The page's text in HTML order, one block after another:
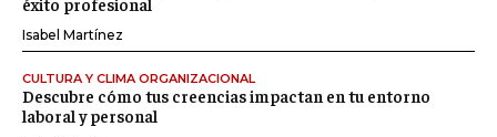
éxito profesional
Isabel Martínez
CULTURA Y CLIMA ORGANIZACIONAL
Descubre cómo tus creencias impactan en tu entorno
laboral y personal